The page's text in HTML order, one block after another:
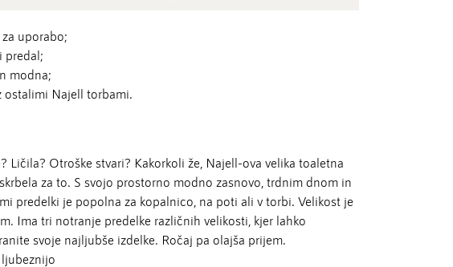
uporabo;
predal;
modna;
ostalimi Najell torbami.
Ličila? Otroške stvari? Kakorkoli že, Najell-ova velika toaletna
za to. S svojo prostorno modno zasnovo, trdnim dnom in
predelki je popolna za kopalnico, na poti ali v torbi. Velikost je
Ima tri notranje predelke različnih velikosti, kjer lahko
svoje najljubše izdelke. Ročaj pa olajša prijem.